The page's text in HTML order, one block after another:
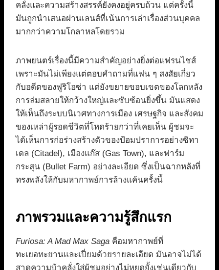
คลั่งและความสร้างสรรค์ยังคงอยู่ครบถ้วน แต่ครั้งนี้
มันถูกนำเสนอผ่านเลนส์ที่เน้นการเล่าเรื่องส่วนบุคคล
มากกว่าความโกลาหลโดยรวม
ภาพยนตร์เรื่องนี้มีความสำคัญอย่างยิ่งต่อแฟรนไชส์
เพราะมันไม่เพียงแต่ตอบคำถามที่แฟน ๆ สงสัยเกี่ยว
กับอดีตของฟูริโอซ่า แต่ยังขยายขอบเขตของโลกหลัง
การล่มสลายให้กว้างใหญ่และซับซ้อนยิ่งขึ้น มันแสดง
ให้เห็นถึงระบบนิเวศทางการเมือง เศรษฐกิจ และสังคม
ของเหล่าผู้รอดชีวิตที่โหดร้ายกว่าที่เคยเห็น ผู้ชมจะ
ได้เห็นการก่อร่างสร้างตัวของป้อมปราการอย่างซิทา
เดล (Citadel), เมืองแก๊ส (Gas Town), และฟาร์ม
กระสุน (Bullet Farm) อย่างละเอียด ซึ่งเป็นฉากหลังที่
ทรงพลังให้กับมหากาพย์การล้างแค้นครั้งนี้
ภาพรวมและความรู้สึกแรก
Furiosa: A Mad Max Saga คือมหากาพย์ที่
ทะเยอทะยานและเปี่ยมด้วยรายละเอียด มันอาจไม่ได้
สาดความบ้าคลั่งใส่ผู้ชมอย่างไม่หยุดยั้งเช่นเดียวกับ